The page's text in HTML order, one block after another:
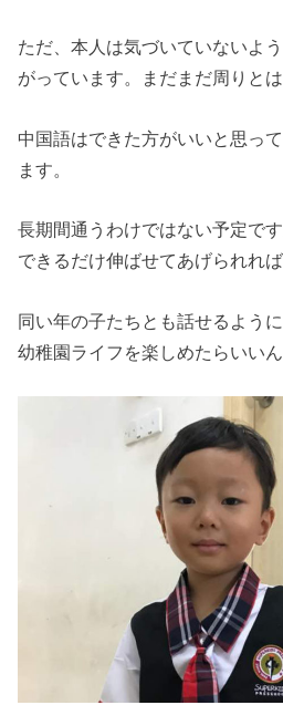
ただ、本人は気づいていないよ
がっています。まだまだ周りと
中国語はできた方がいいと思っ
ます。
長期間通うわけではない予定で
できるだけ伸ばせてあげられれば
同い年の子たちとも話せるよう
幼稚園ライフを楽しめたらいい